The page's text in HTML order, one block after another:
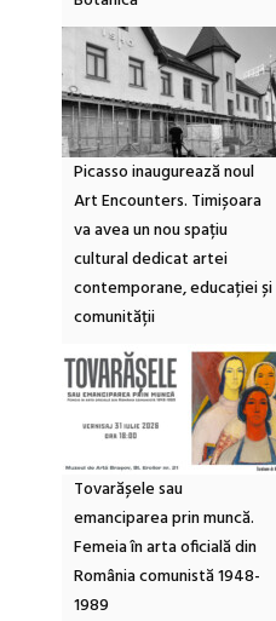
Picasso inaugurează noul
Art Encounters. Timișoara
va avea un nou spațiu
cultural dedicat artei
contemporane, educației și
comunității
Tovarășele sau
emanciparea prin muncă.
Femeia în arta oficială din
România comunistă 1948-
1989